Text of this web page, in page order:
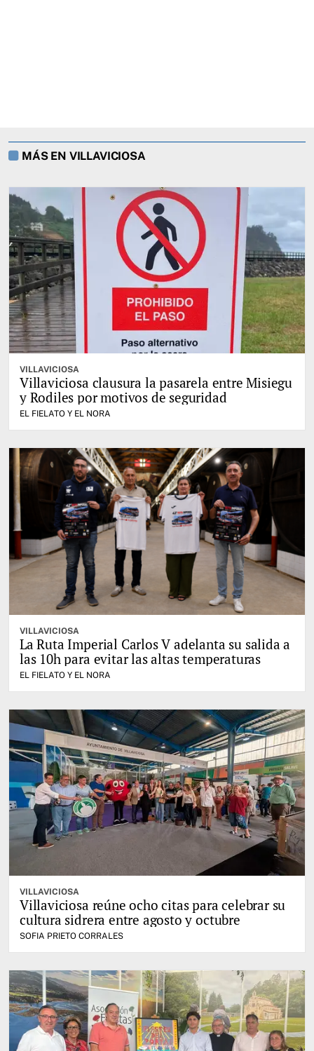
MÁS EN VILLAVICIOSA
VILLAVICIOSA
Villaviciosa clausura la pasarela entre Misiegu
y Rodiles por motivos de seguridad
EL FIELATO Y EL NORA
VILLAVICIOSA
La Ruta Imperial Carlos V adelanta su salida a
las 10h para evitar las altas temperaturas
EL FIELATO Y EL NORA
VILLAVICIOSA
Villaviciosa reúne ocho citas para celebrar su
cultura sidrera entre agosto y octubre
SOFIA PRIETO CORRALES